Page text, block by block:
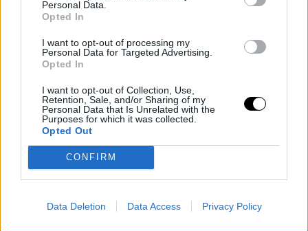
Personal Data.
Opted In
I want to opt-out of processing my
Personal Data for Targeted Advertising.
Opted In
I want to opt-out of Collection, Use,
Retention, Sale, and/or Sharing of my
Personal Data that Is Unrelated with the
Purposes for which it was collected.
Opted Out
CONFIRM
Data Deletion Data Access Privacy Policy
megérdemelten. Azt a bunyót Fedor vitte, egyhangú
pontozással.
Úgy tűnik, a horvát még egy utolsó utáni húzásként
van. Ahhoz pedig nem kell jóstehetség, hogy
megmondjuk: promóciók közül a Rizin valószínűleg már
el is kezdte összespórolni a gigászok meccspénzét.
TÁMOGASD A MUNKÁNKAT, MERT
EZZEL SEGÍTESZ!